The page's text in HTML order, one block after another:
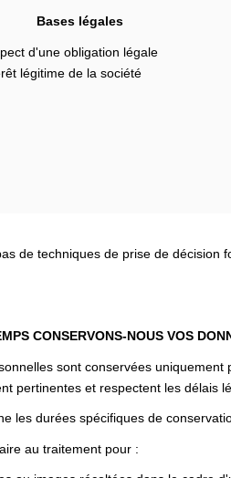
Bases légales
d'une obligation légale
légitime de la société
de techniques de prise de
CONSERVONS-NOUS VOS
sont conservées
pertinentes et respectent les délais
les durées spécifiques de
au traitement pour :